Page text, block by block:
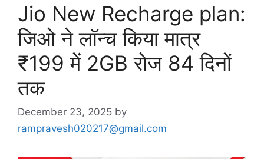
Jio New Recharge plan:
जिओ ने लॉन्च किया मात्र
₹199 में 2GB रोज 84 दिनों
तक
December 23, 2025 by
rampravesh020217@gmail.com